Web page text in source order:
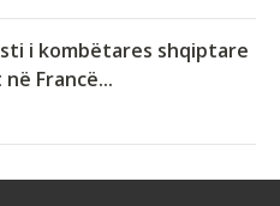
i kombëtares shqiptare
Francë...